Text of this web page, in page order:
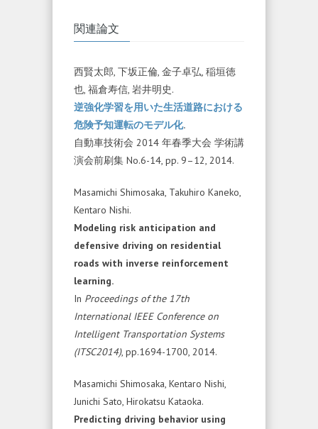
関連論文
西賢太郎, 下坂正倫, 金子卓弘, 稲垣徳
也, 福倉寿信, 岩井明史.
逆強化学習を用いた生活道路における
危険予知運転のモデル化.
自動車技術会 2014 年春季大会 学術講
演会前刷集 No.6-14, pp. 9–12, 2014.
Masamichi Shimosaka, Takuhiro Kaneko,
Kentaro Nishi.
Modeling risk anticipation and
defensive driving on residential
roads with inverse reinforcement
learning.
In Proceedings of the 17th
International IEEE Conference on
Intelligent Transportation Systems
(ITSC2014), pp.1694-1700, 2014.
Masamichi Shimosaka, Kentaro Nishi,
Junichi Sato, Hirokatsu Kataoka.
Predicting driving behavior using